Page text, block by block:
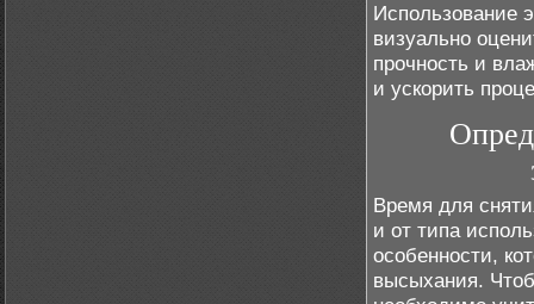
Использование
визуально
прочность и
и ускорить
Время для
и от типа
особенности,
высыхания.